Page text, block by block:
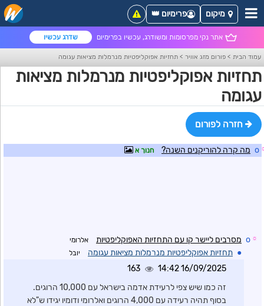
אתר נקי מפרסומות ומשודרג, עכשיו בפרימיום שדרג עכשיו
מיקום פרימיום 👑
עמוד הבית > פורום מזג אוויר > תחזיות אפוקליפטיות מנרמלות מציאות עגומה
תחזיות אפוקליפטיות מנרמלות מציאות
עגומה
חזרה לפורום
o מה קרה להוריקנים השנה? חנוך א
☼
o מסרבים ליישר קו עם התחזיות האפוקליפטיות אלרומי
● תחזיות אפוקליפטיות מנרמלות מציאות עגומה יובל
16/09/2025 14:42
163
זה כמו שיש צפי לרעידת אדמה בישראל עם 10,000 הרוגים.
בסוף תהיה רעידה עם 4,000 הרוגים ואלרומי ודומיו יגידו ש"לא